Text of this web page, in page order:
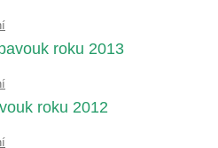
roku 2013
roku 2012